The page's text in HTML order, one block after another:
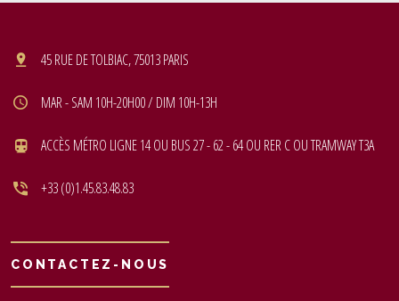
45 RUE DE TOLBIAC, 75013 PARIS
MAR - SAM 10H-20H00 / DIM 10H-13H
ACCÈS MÉTRO LIGNE 14 OU BUS 27 - 62 - 64 OU RER C OU TRAMWAY T3A
+33 (0)1.45.83.48.83
CONTACTEZ-NOUS